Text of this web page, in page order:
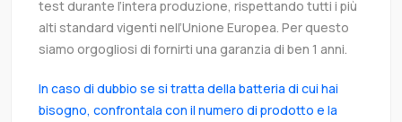
test durante l’intera produzione, rispettando tutti i più
alti standard vigenti nell’Unione Europea. Per questo
siamo orgogliosi di fornirti una garanzia di ben 1 anni.
In caso di dubbio se si tratta della batteria di cui hai
bisogno, confrontala con il numero di prodotto e la